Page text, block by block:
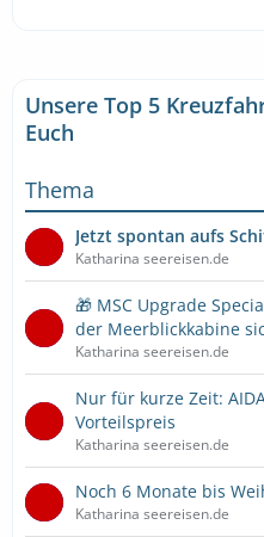
Unsere Top 5
Euch
Thema
Jetzt spontan aufs
Katharina seereisen.de
🎁 MSC Upgrade
der Meerblickkabine
Katharina seereisen.de
Nur für kurze Zeit:
Vorteilspreis
Katharina seereisen.de
Noch 6 Monate bis
Katharina seereisen.de